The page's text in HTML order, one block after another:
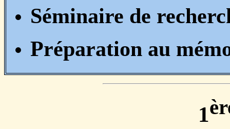
Séminaire de
Préparation au
1